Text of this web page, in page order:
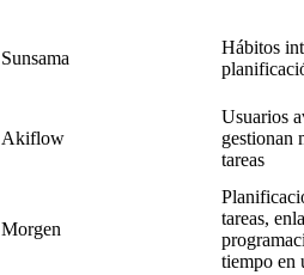
Sunsama
Hábitos
Akiflow
Usuarios
gestionan
tareas
Morgen
tareas,
tiempo en